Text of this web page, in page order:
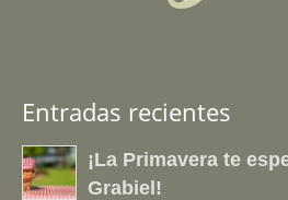
Entradas recientes
¡La Primavera te
Grabiel!